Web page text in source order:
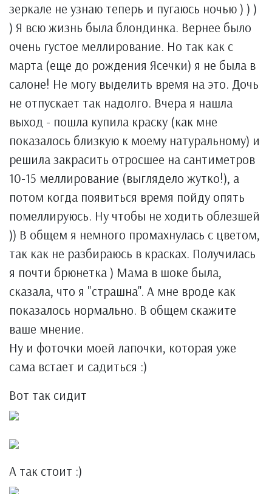
зеркале не узнаю теперь и пугаюсь ночью ) ) )
) Я всю жизнь была блондинка. Вернее было
очень густое меллирование. Но так как с
марта (еще до рождения Ясечки) я не была в
салоне! Не могу выделить время на это. Дочь
не отпускает так надолго. Вчера я нашла
выход - пошла купила краску (как мне
показалось близкую к моему натуральному) и
решила закрасить отросшее на сантиметров
10-15 меллирование (выглядело жутко!), а
потом когда появиться время пойду опять
помеллируюсь. Ну чтобы не ходить облезшей
)) В общем я немного промахнулась с цветом,
так как не разбираюсь в красках. Получилась
я почти брюнетка ) Мама в шоке была,
сказала, что я "страшна". А мне вроде как
показалось нормально. В общем скажите
ваше мнение.
Ну и фоточки моей лапочки, которая уже
сама встает и садиться :)
Вот так сидит
А так стоит :)